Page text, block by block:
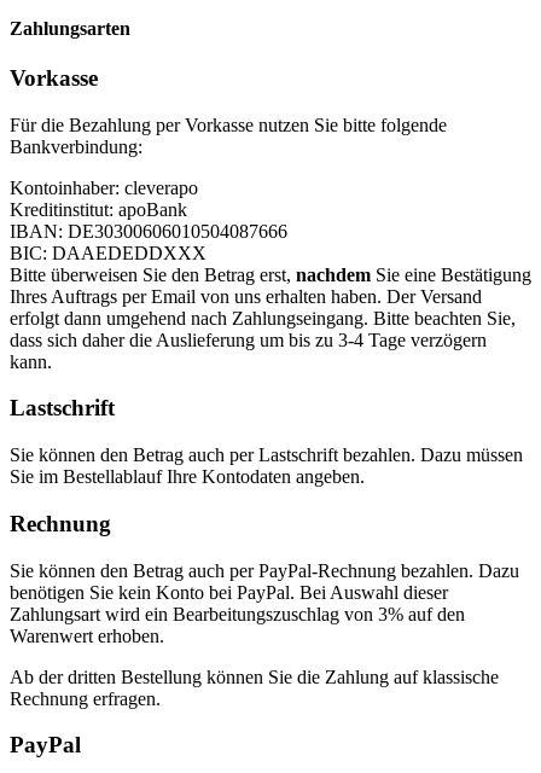
Zahlungsarten
Vorkasse
Für die Bezahlung per Vorkasse nutzen Sie bitte folgende
Bankverbindung:
Kontoinhaber: cleverapo
Kreditinstitut: apoBank
IBAN: DE30300606010504087666
BIC: DAAEDEDDXXX
Bitte überweisen Sie den Betrag erst, nachdem Sie eine Bestätigung
Ihres Auftrags per Email von uns erhalten haben. Der Versand
erfolgt dann umgehend nach Zahlungseingang. Bitte beachten Sie,
dass sich daher die Auslieferung um bis zu 3-4 Tage verzögern
kann.
Lastschrift
Sie können den Betrag auch per Lastschrift bezahlen. Dazu müssen
Sie im Bestellablauf Ihre Kontodaten angeben.
Rechnung
Sie können den Betrag auch per PayPal-Rechnung bezahlen. Dazu
benötigen Sie kein Konto bei PayPal. Bei Auswahl dieser
Zahlungsart wird ein Bearbeitungszuschlag von 3% auf den
Warenwert erhoben.
Ab der dritten Bestellung können Sie die Zahlung auf klassische
Rechnung erfragen.
PayPal